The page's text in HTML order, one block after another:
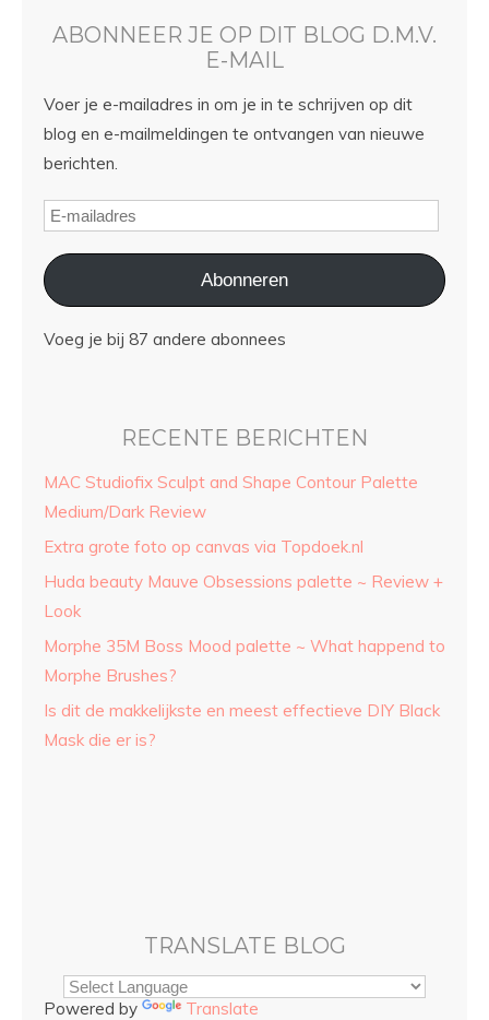
ABONNEER JE OP DIT BLOG D.M.V.
E-MAIL
Voer je e-mailadres in om je in te schrijven op dit
blog en e-mailmeldingen te ontvangen van nieuwe
berichten.
Abonneren
Voeg je bij 87 andere abonnees
RECENTE BERICHTEN
MAC Studiofix Sculpt and Shape Contour Palette
Medium/Dark Review
Extra grote foto op canvas via Topdoek.nl
Huda beauty Mauve Obsessions palette ~ Review +
Look
Morphe 35M Boss Mood palette ~ What happend to
Morphe Brushes?
Is dit de makkelijkste en meest effectieve DIY Black
Mask die er is?
TRANSLATE BLOG
Powered by Translate